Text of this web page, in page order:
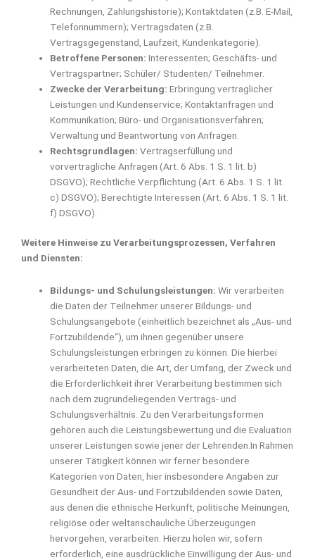
Rechnungen, Zahlungshistorie); Kontaktdaten (z.B. E-Mail,
Telefonnummern); Vertragsdaten (z.B.
Vertragsgegenstand, Laufzeit, Kundenkategorie).
Betroffene Personen: Interessenten; Geschäfts- und
Vertragspartner; Schüler/ Studenten/ Teilnehmer.
Zwecke der Verarbeitung: Erbringung vertraglicher
Leistungen und Kundenservice; Kontaktanfragen und
Kommunikation; Büro- und Organisationsverfahren;
Verwaltung und Beantwortung von Anfragen.
Rechtsgrundlagen: Vertragserfüllung und
vorvertragliche Anfragen (Art. 6 Abs. 1 S. 1 lit. b)
DSGVO); Rechtliche Verpflichtung (Art. 6 Abs. 1 S. 1 lit.
c) DSGVO); Berechtigte Interessen (Art. 6 Abs. 1 S. 1 lit.
f) DSGVO).
Weitere Hinweise zu Verarbeitungsprozessen, Verfahren
und Diensten:
Bildungs- und Schulungsleistungen:Wir verarbeiten
die Daten der Teilnehmer unserer Bildungs- und
Schulungsangebote (einheitlich bezeichnet als „Aus- und
Fortzubildende“), um ihnen gegenüber unsere
Schulungsleistungen erbringen zu können. Die hierbei
verarbeiteten Daten, die Art, der Umfang, der Zweck und
die Erforderlichkeit ihrer Verarbeitung bestimmen sich
nach dem zugrundeliegenden Vertrags- und
Schulungsverhältnis. Zu den Verarbeitungsformen
gehören auch die Leistungsbewertung und die Evaluation
unserer Leistungen sowie jener der Lehrenden.In Rahmen
unserer Tätigkeit können wir ferner besondere
Kategorien von Daten, hier insbesondere Angaben zur
Gesundheit der Aus- und Fortzubildenden sowie Daten,
aus denen die ethnische Herkunft, politische Meinungen,
religiöse oder weltanschauliche Überzeugungen
hervorgehen, verarbeiten. Hierzu holen wir, sofern
erforderlich, eine ausdrückliche Einwilligung der Aus- und